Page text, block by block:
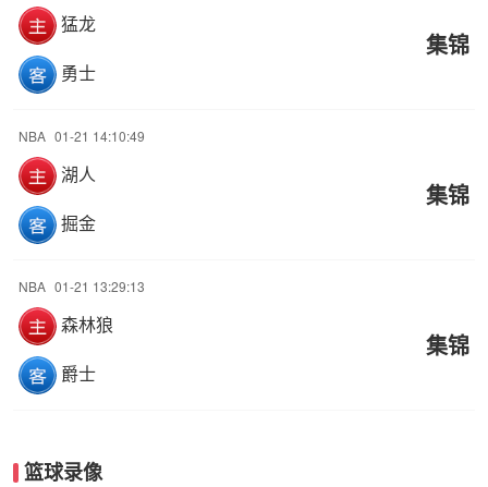
猛龙
勇士
集锦
NBA 01-21 14:10:49
湖人
掘金
集锦
NBA 01-21 13:29:13
森林狼
爵士
集锦
篮球录像